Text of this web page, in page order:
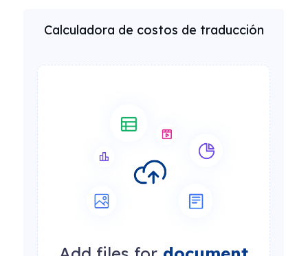
Calculadora de costos de traducción